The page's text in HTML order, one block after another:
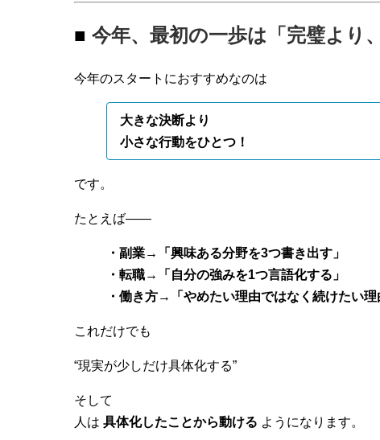
■ 今年、最初の一歩は「完璧より
今年のスタートにおすすめなのは
大きな決断より
小さな行動をひとつ！
です。
たとえば——
・副業→「興味ある分野を3つ書き出す」
・転職→「自分の強みを1つ言語化する」
・働き方→「やめたい理由ではなく続けたい理
これだけでも
“現実が少しだけ具体化する”
そして
人は 具体化したことから動ける ようになります。